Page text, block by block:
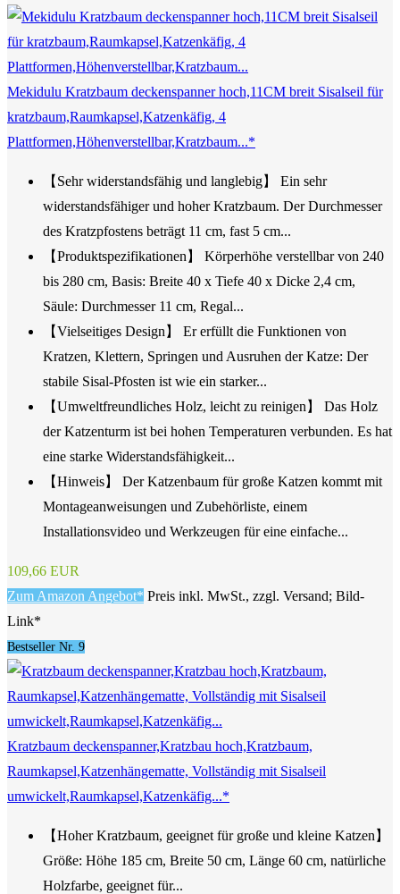
Mekidulu Kratzbaum deckenspanner hoch,11CM breit Sisalseil für
kratzbaum,Raumkapsel,Katzenkäfig, 4
Plattformen,Höhenverstellbar,Kratzbaum...*
【Sehr widerstandsfähig und langlebig】 Ein sehr
widerstandsfähiger und hoher Kratzbaum. Der Durchmesser
des Kratzpfostens beträgt 11 cm, fast 5 cm...
【Produktspezifikationen】 Körperhöhe verstellbar von 240
bis 280 cm, Basis: Breite 40 x Tiefe 40 x Dicke 2,4 cm,
Säule: Durchmesser 11 cm, Regal...
【Vielseitiges Design】 Er erfüllt die Funktionen von
Kratzen, Klettern, Springen und Ausruhen der Katze: Der
stabile Sisal-Pfosten ist wie ein starker...
【Umweltfreundliches Holz, leicht zu reinigen】 Das Holz
der Katzenturm ist bei hohen Temperaturen verbunden. Es hat
eine starke Widerstandsfähigkeit...
【Hinweis】 Der Katzenbaum für große Katzen kommt mit
Montageanweisungen und Zubehörliste, einem
Installationsvideo und Werkzeugen für eine einfache...
109,66 EUR
Zum Amazon Angebot* Preis inkl. MwSt., zzgl. Versand; Bild-
Link*
Bestseller Nr. 9
Kratzbaum deckenspanner,Kratzbau hoch,Kratzbaum,
Raumkapsel,Katzenhängematte, Vollständig mit Sisalseil
umwickelt,Raumkapsel,Katzenkäfig...*
【Hoher Kratzbaum, geeignet für große und kleine Katzen】
Größe: Höhe 185 cm, Breite 50 cm, Länge 60 cm, natürliche
Holzfarbe, geeignet für...